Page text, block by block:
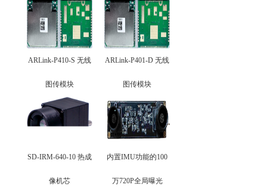
ARLink-P410-S 无线
图传模块
ARLink-P401-D 无线
图传模块
SD-IRM-640-10 热成
像机芯
内置IMU功能的100
万720P全局曝光